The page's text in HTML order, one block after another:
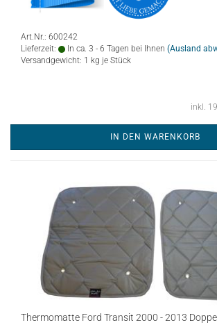
Art.Nr.: 600242
Lieferzeit:
In ca. 3 - 6 Tagen bei Ihnen (Ausland
Versandgewicht: 1 kg je Stück
inkl.
IN DEN WARENKORB
Thermomatte Ford Transit 2000 - 2013